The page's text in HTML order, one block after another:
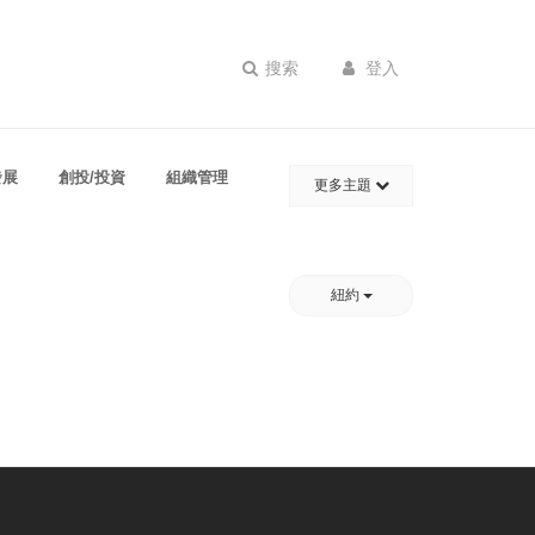
搜索 登入
創投/投資 組織管理 更多主題
紐約